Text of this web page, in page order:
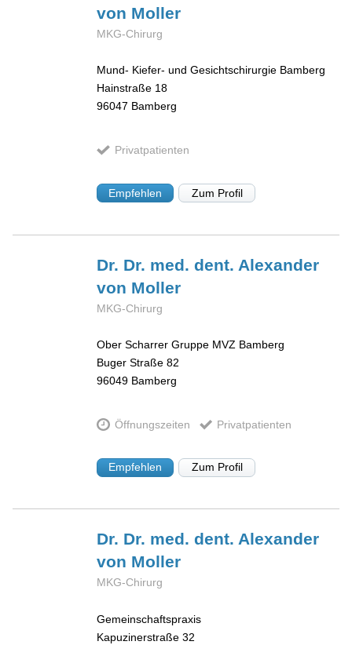
von Moller
MKG-Chirurg
Mund- Kiefer- und Gesichtschirurgie Bamberg
Hainstraße 18
96047 Bamberg
Privatpatienten
Empfehlen Zum Profil
Dr. Dr. med. dent. Alexander
von Moller
MKG-Chirurg
Ober Scharrer Gruppe MVZ Bamberg
Buger Straße 82
96049 Bamberg
Öffnungszeiten Privatpatienten
Empfehlen Zum Profil
Dr. Dr. med. dent. Alexander
von Moller
MKG-Chirurg
Gemeinschaftspraxis
Kapuzinerstraße 32